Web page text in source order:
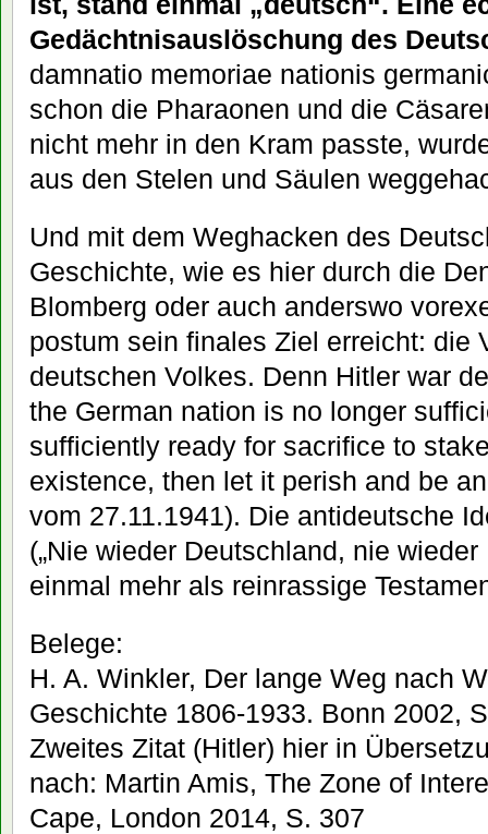
Gedächtnisauslöschung des
damnatio memoriae nationis
schon die Pharaonen und die
nicht mehr in den Kram passte,
aus den Stelen und Säulen
Und mit dem Weghacken des
Geschichte, wie es hier durch die
Blomberg oder auch anderswo
postum sein finales Ziel erreicht: die
deutschen Volkes. Denn Hitler war
the German nation is no longer
sufficiently ready for sacrifice to
existence, then let it perish and be
vom 27.11.1941). Die antideutsche
(„Nie wieder Deutschland, nie
einmal mehr als reinrassige
Belege:
H. A. Winkler, Der lange Weg nach
Geschichte 1806-1933. Bonn 2002,
Zweites Zitat (Hitler) hier in
nach: Martin Amis, The Zone of
Cape, London 2014, S. 307